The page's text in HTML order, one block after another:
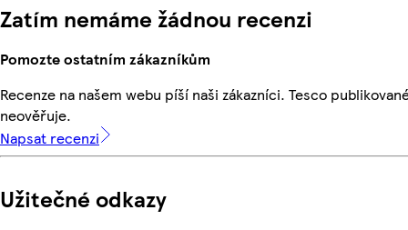
Zatím nemáme žádnou recenzi
Pomozte ostatním zákazníkům
Recenze na našem webu píší naši zákazníci. Tesco
neověřuje.
Napsat recenzi
Užitečné odkazy